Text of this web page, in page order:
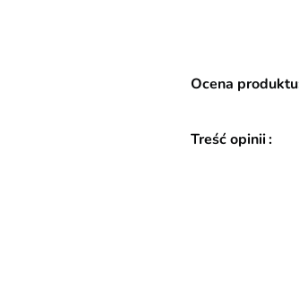
Ocena produktu
Treść opinii